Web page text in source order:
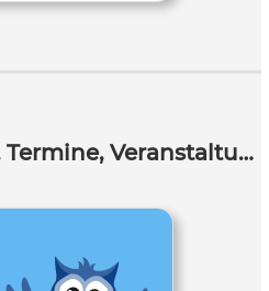
Bildungsangebote, Termine, Veranstaltungen